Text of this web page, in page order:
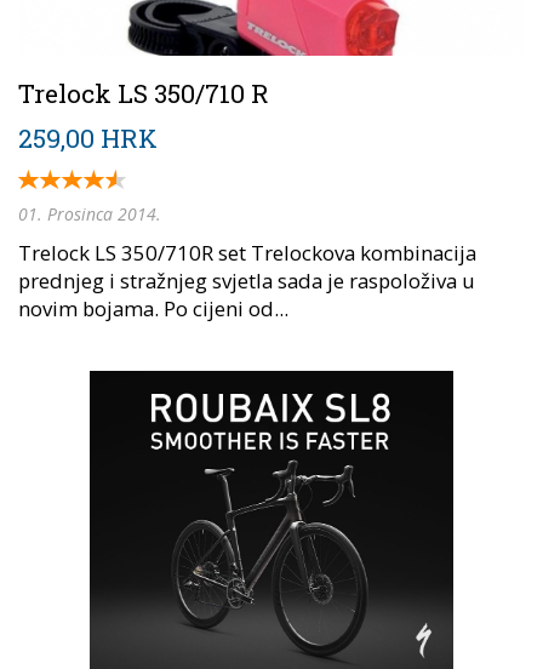
Trelock LS 350/710 R
259,00 HRK
01. Prosinca 2014.
Trelock LS 350/710R set Trelockova kombinacija
prednjeg i stražnjeg svjetla sada je raspoloživa u
novim bojama. Po cijeni od...